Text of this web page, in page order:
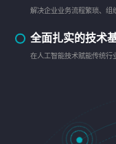
解决企业业务流程繁琐、组
全面扎实的技术
在人工智能技术赋能传统行